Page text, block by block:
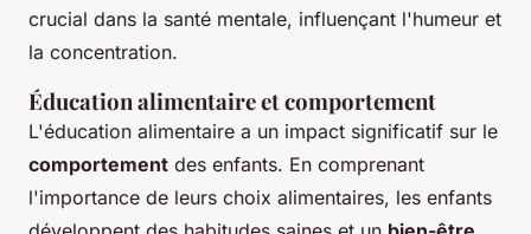
crucial dans la santé mentale, influençant l'humeur et
la concentration.
Éducation alimentaire et comportement
L'éducation alimentaire a un impact significatif sur le
comportement des enfants. En comprenant
l'importance de leurs choix alimentaires, les enfants